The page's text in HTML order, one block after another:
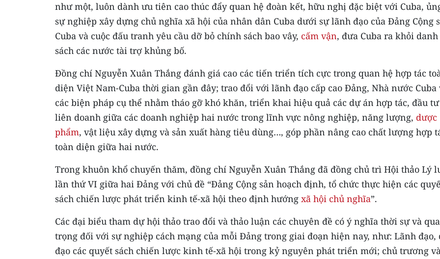
như một, luôn dành ưu tiên cao thúc đẩy quan hệ đoàn kết, hữu nghị đặc biệt với Cuba,
sự nghiệp xây dựng chủ nghĩa xã hội của nhân dân Cuba dưới sự lãnh đạo của Đảng Cộng
Cuba và cuộc đấu tranh yêu cầu dỡ bỏ chính sách bao vây, cấm vận, đưa Cuba ra khỏi danh
sách các nước tài trợ khủng bố.
Đồng chí Nguyễn Xuân Thắng đánh giá cao các tiến triển tích cực trong quan hệ hợp tác
diện Việt Nam-Cuba thời gian gần đây; trao đổi với lãnh đạo cấp cao Đảng, Nhà nước Cuba
các biện pháp cụ thể nhằm tháo gỡ khó khăn, triển khai hiệu quả các dự án hợp tác, đầu
liên doanh giữa các doanh nghiệp hai nước trong lĩnh vực nông nghiệp, năng lượng, dược
phẩm, vật liệu xây dựng và sản xuất hàng tiêu dùng…, góp phần nâng cao chất lượng hợp
toàn diện giữa hai nước.
Trong khuôn khổ chuyến thăm, đồng chí Nguyễn Xuân Thắng đã đồng chủ trì Hội thảo Lý
lần thứ VI giữa hai Đảng với chủ đề “Đảng Cộng sản hoạch định, tổ chức thực hiện các
sách chiến lược phát triển kinh tế-xã hội theo định hướng xã hội chủ nghĩa”.
Các đại biểu tham dự hội thảo trao đổi và thảo luận các chuyên đề có ý nghĩa thời sự và
trọng đối với sự nghiệp cách mạng của mỗi Đảng trong giai đoạn hiện nay, như: Lãnh đạo,
đạo các quyết sách chiến lược kinh tế-xã hội trong kỷ nguyên phát triển mới; chủ trương